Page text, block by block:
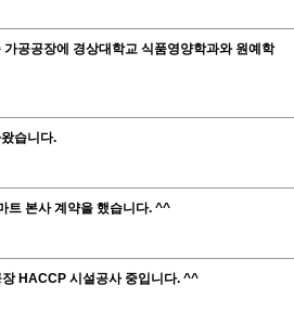
공공장에 경상대학교 식품영양학과와 원예학
습니다.
트 본사 계약을 했습니다. ^^
HACCP 시설공사 중입니다. ^^